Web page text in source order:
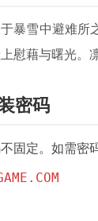
暴雪中避难所
慰藉与曙光。
密码
固定。如需密